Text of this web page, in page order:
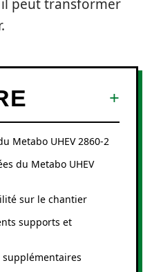
peut transformer
Metabo UHEV 2860-2
du Metabo UHEV
sur le chantier
supports et
supplémentaires